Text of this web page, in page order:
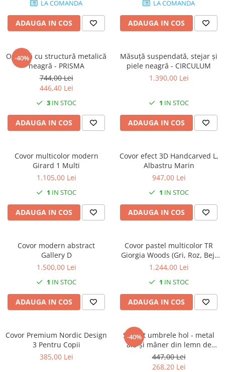
Covoare dining
Mese
Mese HORECA
Scaune exterior
Mobila hol
Comode hol
Suport Umbrele
Accesorii decorative
Rame foto
Ghivece si jardiniere
Textile pentru casa
Corpuri de iluminat
Home Office
LA COMANDA
ADAUGA IN COS
LA COMANDA
ADAUGA IN COS
-40%
Oglindă cu structură metalică
neagră - PRISMA
744,00 Lei
446,40 Lei
3 IN STOC
ADAUGA IN COS
Măsuță suspendată, stejar și
piele neagră - CIRCULUM
1.390,00 Lei
1 IN STOC
ADAUGA IN COS
Covor multicolor modern
Girard 1 Multi
1.105,00 Lei
1 IN STOC
ADAUGA IN COS
Covor efect 3D Handcarved L,
Albastru Marin
947,00 Lei
1 IN STOC
ADAUGA IN COS
Covor modern abstract
Gallery D
1.500,00 Lei
1 IN STOC
ADAUGA IN COS
Covor pastel multicolor TR
Giorgia Woods (Gri, Roz, Bej,
Verde pal..)
1.244,00 Lei
1 IN STOC
ADAUGA IN COS
Covor Premium Nordic Design
3 Pentru Copii
385,00 Lei
-40%
Suport umbrele hol - metal
alb și mâner din lemn de
stejar - BELLWOOD
447,00 Lei
268,20 Lei